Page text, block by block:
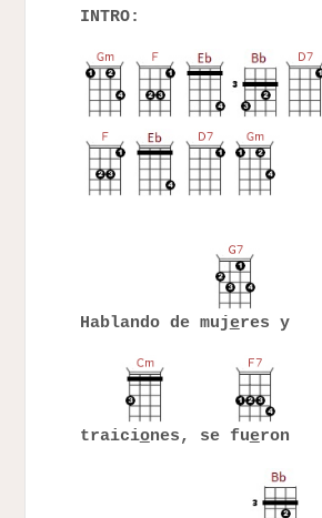
INTRO:
Hablando de mujeres y
traiciones, se fueron